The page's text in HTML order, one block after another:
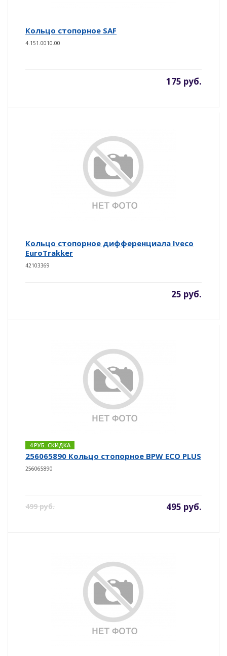
Кольцо стопорное SAF
4.151.0010.00
175 руб.
Кольцо стопорное дифференциала Iveco
EuroTrakker
42103369
25 руб.
4 РУБ. СКИДКА
256065890 Кольцо стопорное BPW ECO PLUS
256065890
499 руб. 495 руб.